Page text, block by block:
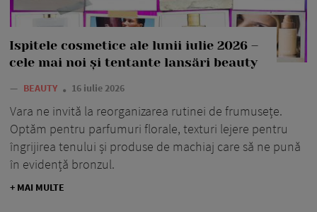
Ispitele cosmetice ale lunii iulie 2026 –
cele mai noi și tentante lansări beauty
— BEAUTY 16 iulie 2026
Vara ne invită la reorganizarea rutinei de frumusețe.
Optăm pentru parfumuri florale, texturi lejere pentru
îngrijirea tenului și produse de machiaj care să ne pună
în evidență bronzul.
+ MAI MULTE